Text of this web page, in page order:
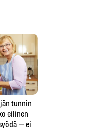
tunnin
eilinen
— ei